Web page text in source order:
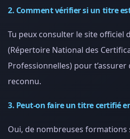
2. Comment vérifier si un titre
Tu peux consulter le site officiel
(Répertoire National des
Professionnelles) pour
reconnu.
3. Peut-on faire un titre certifié
Oui, de nombreuses formations